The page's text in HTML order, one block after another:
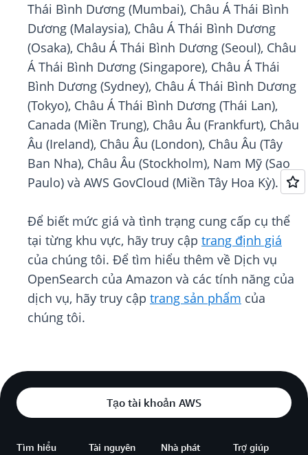
Thái Bình Dương (Mumbai), Châu Á Thái Bình
Dương (Malaysia), Châu Á Thái Bình Dương
(Osaka), Châu Á Thái Bình Dương (Seoul), Châu
Á Thái Bình Dương (Singapore), Châu Á Thái
Bình Dương (Sydney), Châu Á Thái Bình Dương
(Tokyo), Châu Á Thái Bình Dương (Thái Lan),
Canada (Miền Trung), Châu Âu (Frankfurt), Châu
Âu (Ireland), Châu Âu (London), Châu Âu (Tây
Ban Nha), Châu Âu (Stockholm), Nam Mỹ (Sao
Paulo) và AWS GovCloud (Miền Tây Hoa Kỳ).
Để biết mức giá và tình trạng cung cấp cụ thể
tại từng khu vực, hãy truy cập trang định giá
của chúng tôi. Để tìm hiểu thêm về Dịch vụ
OpenSearch của Amazon và các tính năng của
dịch vụ, hãy truy cập trang sản phẩm của
chúng tôi.
Tạo tài khoản AWS
Tìm hiểu Tài nguyên
Nhà phát
Trợ giúp